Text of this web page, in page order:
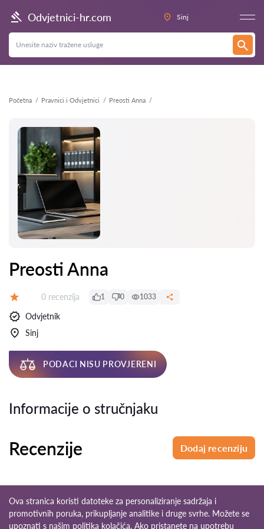
Odvjetnici-hr.com Sinj
Početna Pravnici i Odvjetnici Preosti Anna
Natrag
Preosti Anna
Recenzija:
0 recenzija 1 0 1033
Odvjetnik
Sinj
PODACI NISU PROVJERENI
Informacije o stručnjaku
Recenzije Dodaj recenziju
Ova stranica koristi datoteke za personaliziranje sadržaja i
promotivnih poruka, prikupljanje analitike i druge svrhe. Možete se
upoznati s našim politika kolačića. Ako pristanete na upotrebu